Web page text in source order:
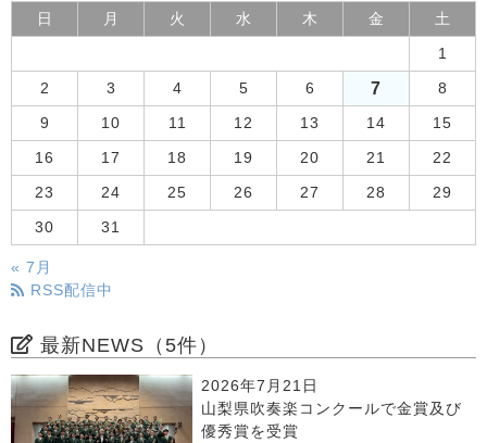
日 月 火 水 木 金 土
1
2 3 4 5 6 7 8
9 10 11 12 13 14 15
16 17 18 19 20 21 22
23 24 25 26 27 28 29
30 31
« 7月
RSS配信中
最新NEWS（5件）
2026年7月21日
山梨県吹奏楽コンクールで金賞及び
優秀賞を受賞